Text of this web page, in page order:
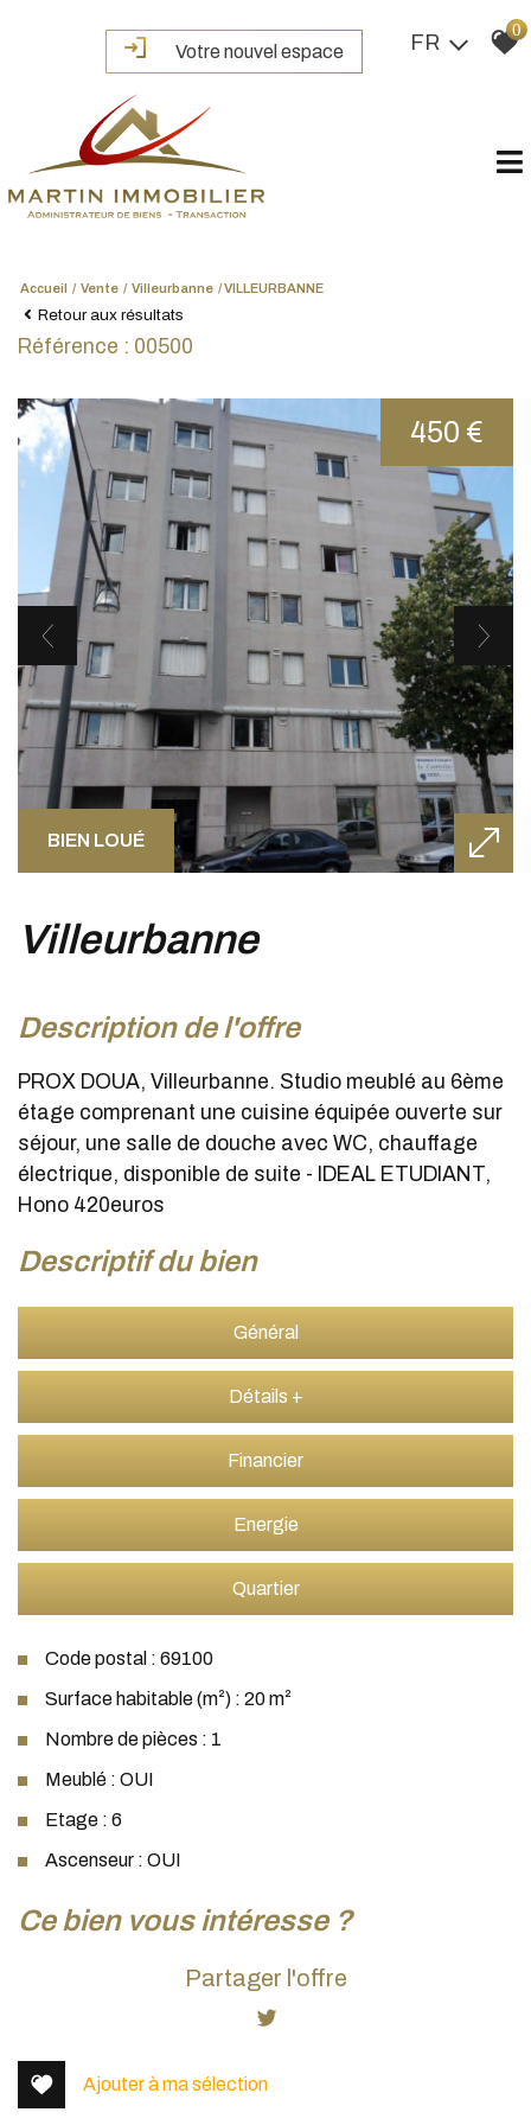
Votre nouvel espace FR
0
Accueil Vente Villeurbanne VILLEURBANNE
Retour aux résultats
Référence : 00500
BIEN LOUÉ
450 €
villeurbanne
description de l'offre
PROX DOUA, Villeurbanne. Studio meublé au 6ème
étage comprenant une cuisine équipée ouverte sur
séjour, une salle de douche avec WC, chauffage
électrique, disponible de suite - IDEAL ETUDIANT,
Hono 420euros
descriptif du bien
Général
Détails +
Financier
Energie
Quartier
Code postal : 69100
Surface habitable (m²) : 20 m²
Nombre de pièces : 1
Meublé : OUI
Etage : 6
Ascenseur : OUI
la ville de villeurbanne (69100)
ce bien vous intéresse ?
Partager l'offre
Ajouter à ma sélection